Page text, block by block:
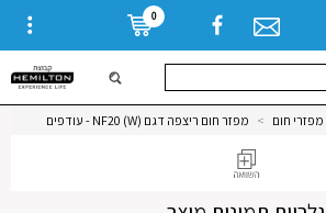
0
מפזרי חום > מפזר חום ריצפה דגם (NF20 (W - עודפים